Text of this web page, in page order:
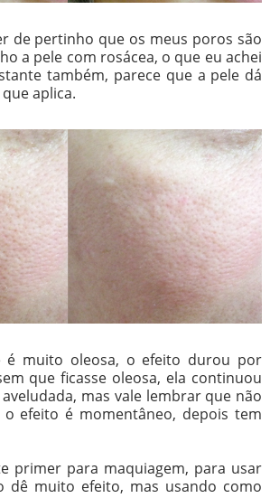
de pertinho que os meus poros são
a pele com rosácea, o que eu achei
também, parece que a pele dá
aplica.
é muito oleosa, o efeito durou por
que ficasse oleosa, ela continuou
mas vale lembrar que não
efeito é momentâneo, depois tem
primer para maquiagem, para usar
dê muito efeito, mas usando como